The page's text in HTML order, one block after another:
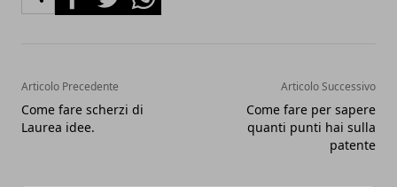
Articolo Precedente
Come fare scherzi di
Laurea idee.
Articolo Successivo
Come fare per sapere
quanti punti hai sulla
patente